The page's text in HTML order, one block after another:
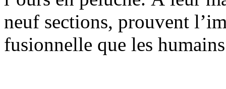
neuf sections, prouvent
fusionnelle que les